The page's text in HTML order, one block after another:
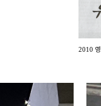
2010